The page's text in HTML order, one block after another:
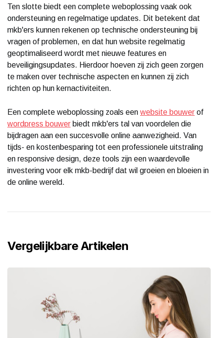
Ten slotte biedt een complete weboplossing vaak ook
ondersteuning en regelmatige updates. Dit betekent dat
mkb'ers kunnen rekenen op technische ondersteuning bij
vragen of problemen, en dat hun website regelmatig
geoptimaliseerd wordt met nieuwe features en
beveiligingsupdates. Hierdoor hoeven zij zich geen zorgen
te maken over technische aspecten en kunnen zij zich
richten op hun kernactiviteiten.
Een complete weboplossing zoals een website bouwer of
wordpress bouwer biedt mkb'ers tal van voordelen die
bijdragen aan een succesvolle online aanwezigheid. Van
tijds- en kostenbesparing tot een professionele uitstraling
en responsive design, deze tools zijn een waardevolle
investering voor elk mkb-bedrijf dat wil groeien en bloeien in
de online wereld.
Vergelijkbare Artikelen